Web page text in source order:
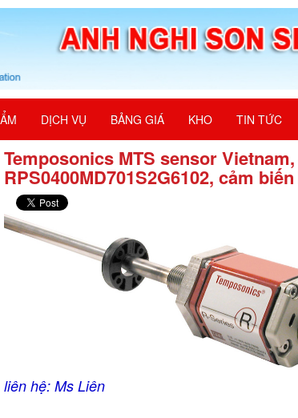
DỊCH VỤ BẢNG GIÁ KHO TIN TỨC
Temposonics MTS sensor
RPS0400MD701S2G6102, cảm
liên hệ: Ms Liên